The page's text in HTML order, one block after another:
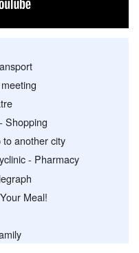
Shopping
another city
- Pharmacy
Meal!